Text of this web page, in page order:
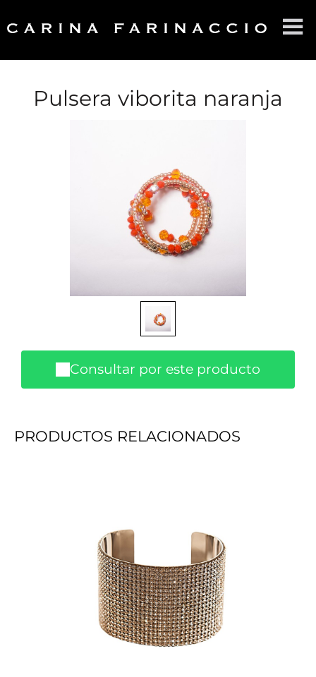
HOME
CONTACTO
Consultar por este producto
Pulsera viborita naranja
PRODUCTOS RELACIONADOS